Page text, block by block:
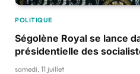
POLITIQUE
Ségolène Royal se lance
présidentielle des
samedi, 11 juillet